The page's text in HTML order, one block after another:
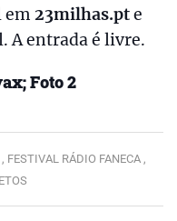
em 23milhas.pte
A entrada é livre.
Foto 2
FESTIVAL RÁDIO FANECA ,